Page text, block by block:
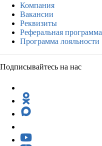
Компания
Вакансии
Реквизиты
Реферальная программа
Программа лояльности
Подписывайтесь на нас